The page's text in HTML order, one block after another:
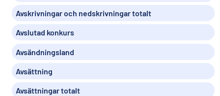
Avskrivningar och nedskrivningar totalt
Avslutad konkurs
Avsändningsland
Avsättning
Avsättningar totalt